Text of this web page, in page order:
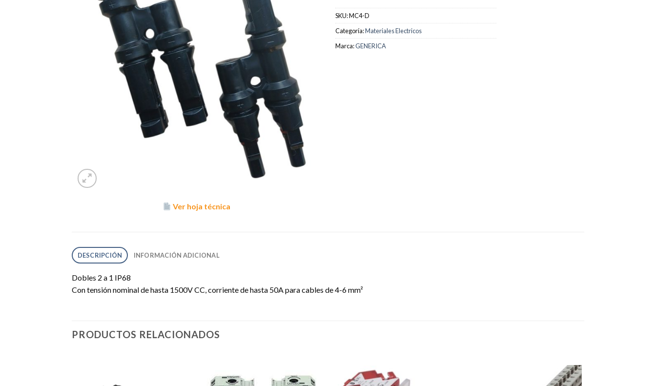
Ver hoja técnica
SKU:MC4-D
Categoría:Materiales Electricos
Marca:GENERICA
DESCRIPCIÓN INFORMACIÓN ADICIONAL
Dobles 2 a 1 IP68
Con tensión nominal de hasta 1500V CC, corriente de hasta 50A para cables de 4-6 mm²
PRODUCTOS RELACIONADOS